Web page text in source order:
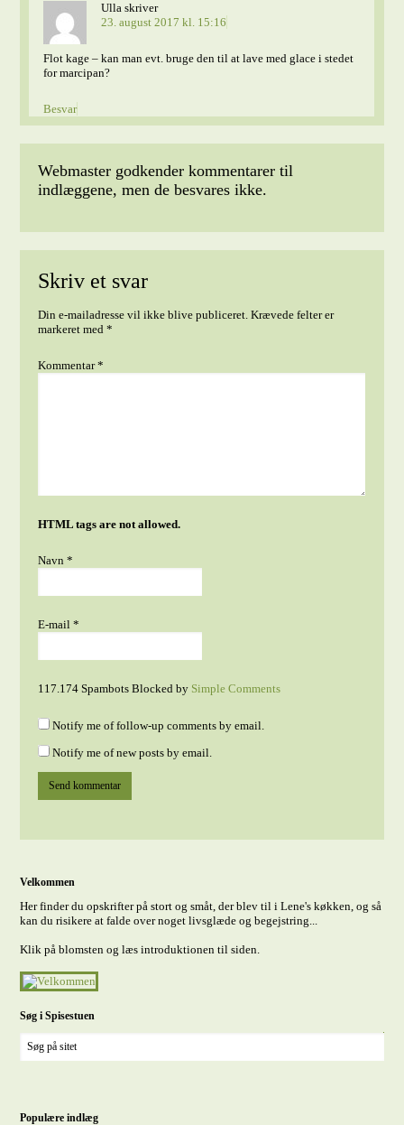
Ulla skriver
23. august 2017 kl. 15:16
Flot kage – kan man evt. bruge den til at lave med glace i stedet
for marcipan?
Besvar
Webmaster godkender kommentarer til
indlæggene, men de besvares ikke.
Skriv et svar
Din e-mailadresse vil ikke blive publiceret. Krævede felter er
markeret med*
Kommentar*
HTML tags are not allowed.
Navn*
E-mail*
117.174 Spambots Blocked by Simple Comments
Notify me of follow-up comments by email.
Notify me of new posts by email.
Velkommen
Her finder du opskrifter på stort og småt, der blev til i Lene's køkken, og så
kan du risikere at falde over noget livsglæde og begejstring...
Klik på blomsten og læs introduktionen til siden.
Søg i Spisestuen
Populære indlæg